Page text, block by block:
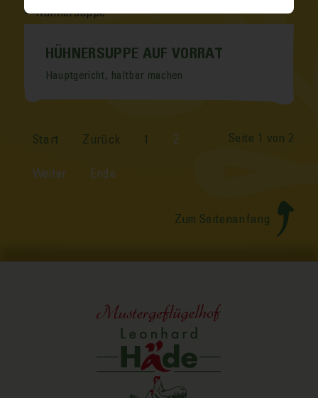
HÜHNERSUPPE AUF VORRAT
Hauptgericht haltbar machen
Seite 1 von 2
Start Zurück 1 2
Weiter Ende
Zum Seitenanfang